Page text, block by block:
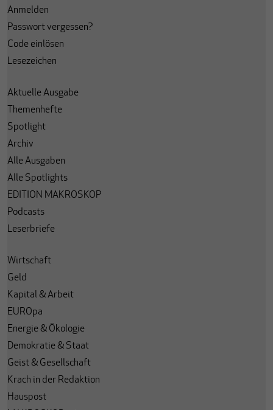
Anmelden
Passwort vergessen?
Code einlösen
Lesezeichen
Aktuelle Ausgabe
Themenhefte
Spotlight
Archiv
Alle Ausgaben
Alle Spotlights
EDITION MAKROSKOP
Podcasts
Leserbriefe
Wirtschaft
Geld
Kapital & Arbeit
EUROpa
Energie & Ökologie
Demokratie & Staat
Geist & Gesellschaft
Krach in der Redaktion
Hauspost